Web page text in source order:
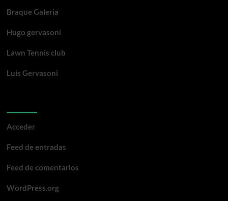
Braque Galeria
Hugo gervasoni
Lawn Tennis club
Luis Gervasoni
Acceder
Feed de entradas
Feed de comentarios
WordPress.org